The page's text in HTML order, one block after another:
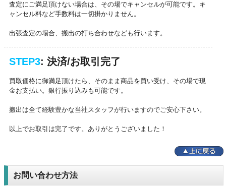
査定にご満足頂けない場合は、その場でキャンセルが可能です。キ
ャンセル料など手数料は一切掛かりません。
出張査定の場合、搬出の打ち合わせなども行います。
STEP3: 決済/お取引完了
買取価格に御満足頂けたら、そのまま商品を買い受け、その場で現
金お支払い。銀行振り込みも可能です。
搬出は全て経験豊かな当社スタッフが行いますのでご安心下さい。
以上でお取引は完了です。 ありがとうございました！
お問い合わせ方法